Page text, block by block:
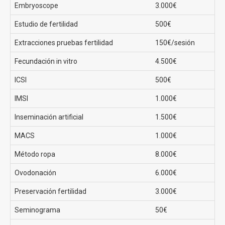
Precios fecundación in vitro en Clínicas EVA
Elprecio de una FIV convencional en Clínicas EVA
comienza en los 2690€sin duda un precio sin
competencia en toda España. Además ofrecen
financiación para todos los procesos de tu tratamiento.
Ovodonación
El tratamiento de fertilidad con mayor tasa de éxito
puesto que se realiza una fecundación in vitro recibiendo
óvulos de donante.
Tasas de éxito en la ovodonación en Clínicas EVA
La FIV con ovodonación en Clínicas Eva tiene una tasa
de éxito del 80%
Embryoscope 3.000€
Estudio de fertilidad 500€
Extracciones pruebas fertilidad 150€/sesión
Fecundación in vitro 4.500€
ICSI 500€
IMSI 1.000€
Inseminación artificial 1.500€
MACS 1.000€
Método ropa 8.000€
Ovodonación 6.000€
Preservación fertilidad 3.000€
Seminograma 50€